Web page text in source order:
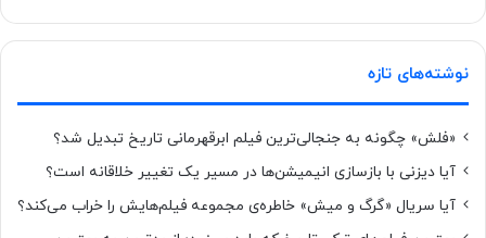
نوشته‌های تازه
«فلش» چگونه به جنجالی‌ترین فیلم ابرقهرمانی تاریخ تبدیل شد؟
آیا دیزنی با بازسازی انیمیشن‌ها در مسیر یک تغییر خلاقانه است؟
آیا سریال «گرگ و میش» خاطره‌ی مجموعه‌ فیلم‌هایش را خراب می‌کند؟